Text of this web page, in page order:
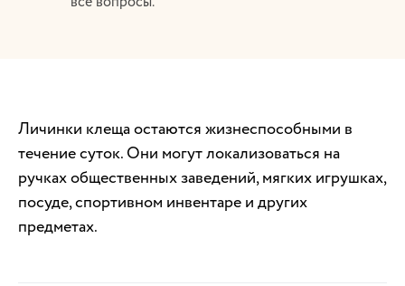
Личинки клеща остаются жизнеспособными в
течение суток. Они могут локализоваться на
ручках общественных заведений, мягких игрушках,
посуде, спортивном инвентаре и других
предметах.